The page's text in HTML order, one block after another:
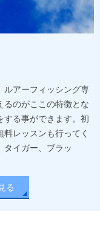
ルアーフィッシング専
るのがここの特徴とな
する事ができます。初
レッスンも行ってく
タイガー、ブラッ
る